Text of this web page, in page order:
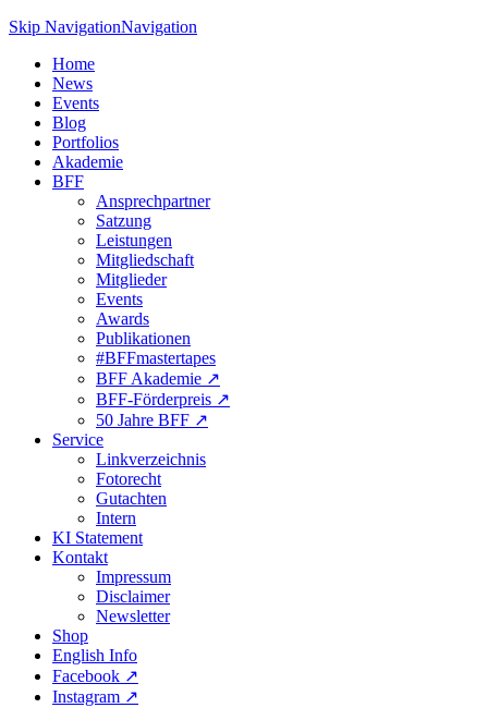
Skip NavigationNavigation
Home
News
Events
Blog
Portfolios
Akademie
BFF
Ansprechpartner
Satzung
Leistungen
Mitgliedschaft
Mitglieder
Events
Awards
Publikationen
#BFFmastertapes
BFF Akademie ↗︎
BFF-Förderpreis ↗︎
50 Jahre BFF ↗︎
Service
Linkverzeichnis
Fotorecht
Gutachten
Intern
KI Statement
Kontakt
Impressum
Disclaimer
Newsletter
Shop
English Info
Facebook ↗︎
Instagram ↗︎